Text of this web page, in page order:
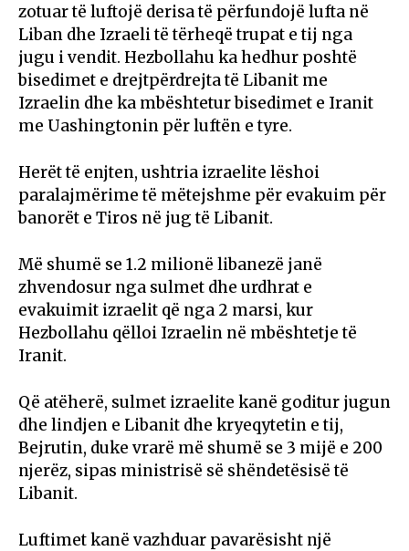
zotuar të luftojë derisa të përfundojë lufta në
Liban dhe Izraeli të tërheqë trupat e tij nga
jugu i vendit. Hezbollahu ka hedhur poshtë
bisedimet e drejtpërdrejta të Libanit me
Izraelin dhe ka mbështetur bisedimet e Iranit
me Uashingtonin për luftën e tyre.
Herët të enjten, ushtria izraelite lëshoi ​​
paralajmërime të mëtejshme për evakuim për
banorët e Tiros në jug të Libanit.
Më shumë se 1.2 milionë libanezë janë
zhvendosur nga sulmet dhe urdhrat e
evakuimit izraelit që nga 2 marsi, kur
Hezbollahu qëlloi Izraelin në mbështetje të
Iranit.
Që atëherë, sulmet izraelite kanë goditur jugun
dhe lindjen e Libanit dhe kryeqytetin e tij,
Bejrutin, duke vrarë më shumë se 3 mijë e 200
njerëz, sipas ministrisë së shëndetësisë të
Libanit.
Luftimet kanë vazhduar pavarësisht një